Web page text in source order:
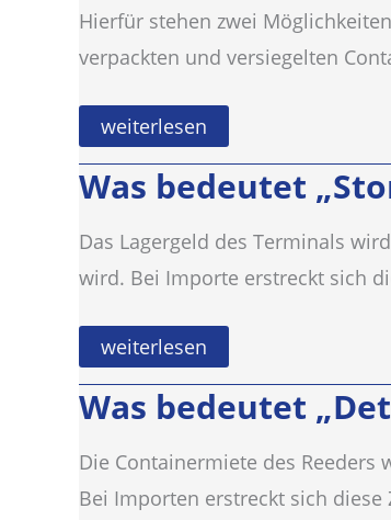
Hierfür stehen zwei
verpackten und versiegelten
Was
bedeutet
Solas
/
VGM
Gross
Mass)?
weiterlesen
Was bedeutet
Das Lagergeld des Terminals
wird. Bei Importe erstreckt sich
Was
bedeutet
„Storage“?
weiterlesen
Was bedeutet
Die Containermiete des
Bei Importen erstreckt sich